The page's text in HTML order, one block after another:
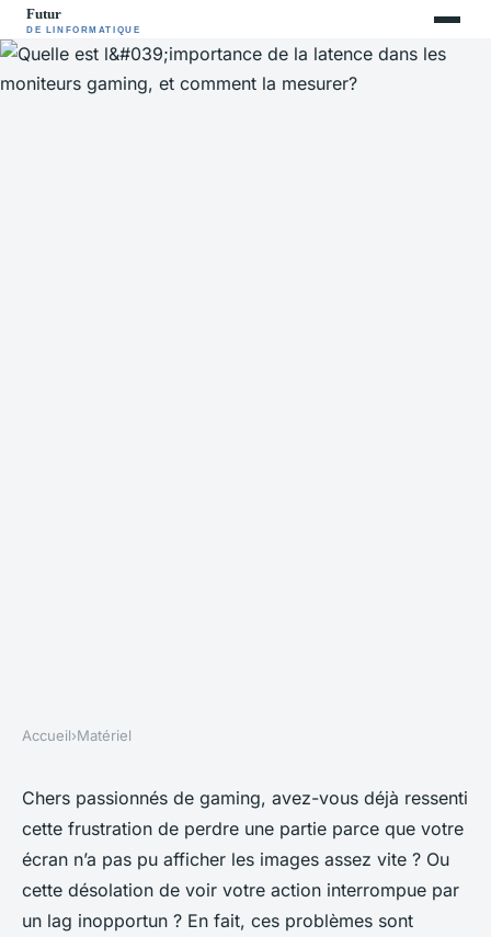
Quelle est l'importance de la
latence dans les moniteurs
gaming, et comment la
mesurer?
Accueil›Matériel
Chers passionnés de gaming, avez-vous déjà ressenti
cette frustration de perdre une partie parce que votre
écran n’a pas pu afficher les images assez vite ? Ou
cette désolation de voir votre action interrompue par
un lag inopportun ? En fait, ces problèmes sont